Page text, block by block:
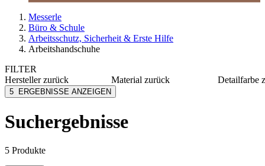
Messerle
Büro & Schule
Arbeitsschutz, Sicherheit & Erste Hilfe
Arbeitshandschuhe
FILTER
Herstellerzurück
AMPri
MESSERLE
Material zurück
Kunststoff
Detailfarbe
5 ERGEBNISSE ANZEIGEN
Suchergebnisse
5 Produkte